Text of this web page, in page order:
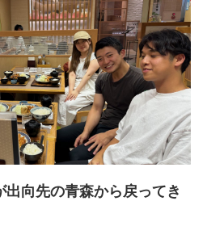
向先の青森から戻ってき